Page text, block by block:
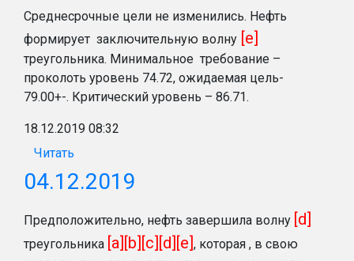
Среднесрочные цели не изменились. Нефть
формирует заключительную волну [e]
треугольника. Минимальное требование –
проколоть уровень 74.72, ожидаемая цель-
79.00+-. Критический уровень – 86.71.
18.12.2019 08:32
Читать
04.12.2019
Предположительно, нефть завершила волну [d]
треугольника [a][b][c][d][e], которая , в свою